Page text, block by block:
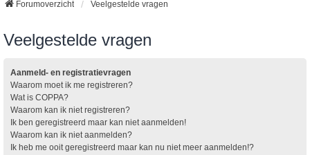
Forumoverzicht Veelgestelde vragen
Veelgestelde vragen
Aanmeld- en registratievragen
Waarom moet ik me registreren?
Wat is COPPA?
Waarom kan ik niet registreren?
Ik ben geregistreerd maar kan niet aanmelden!
Waarom kan ik niet aanmelden?
Ik heb me ooit geregistreerd maar kan nu niet meer aanmelden!?